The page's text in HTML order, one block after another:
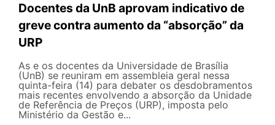
Docentes da UnB aprovam indicativo de
greve contra aumento da “absorção” da
URP
As e os docentes da Universidade de Brasília
(UnB) se reuniram em assembleia geral nessa
quinta-feira (14) para debater os desdobramentos
mais recentes envolvendo a absorção da Unidade
de Referência de Preços (URP), imposta pelo
Ministério da Gestão e...